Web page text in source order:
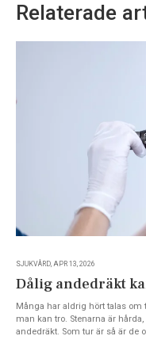
Relaterade
SJUKVÅRD, APR 13, 2026
Dålig andedräkt
Många har aldrig hört talas om
man kan tro. Stenarna är
andedräkt. Som tur är så är de